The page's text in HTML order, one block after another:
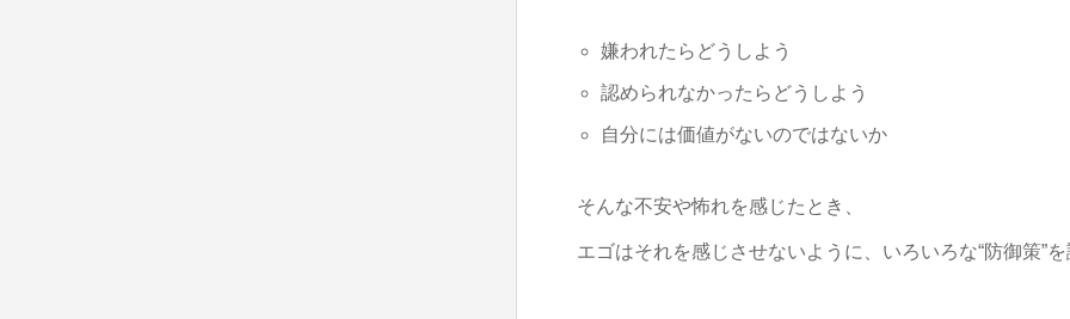
嫌われたらどうしよう
認められなかったらどうしよう
自分には価値がないのではないか
そんな不安や怖れを感じたとき、
エゴはそれを感じさせないように、いろいろな“防御策”を